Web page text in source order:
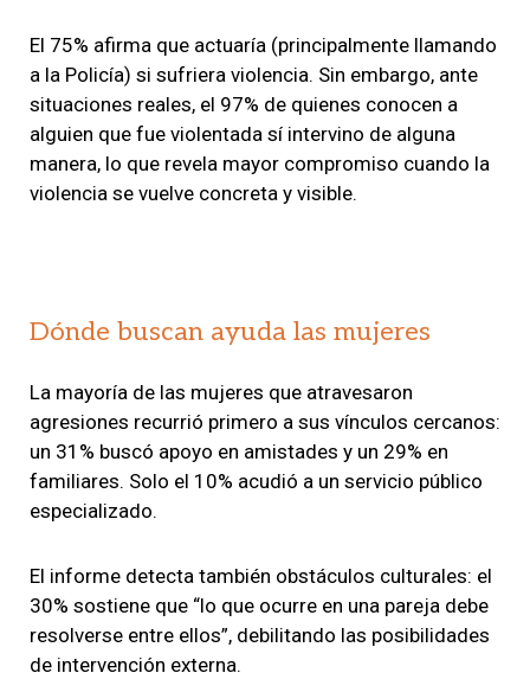
El 75% afirma que actuaría (principalmente llamando
a la Policía) si sufriera violencia. Sin embargo, ante
situaciones reales, el 97% de quienes conocen a
alguien que fue violentada sí intervino de alguna
manera, lo que revela mayor compromiso cuando la
violencia se vuelve concreta y visible.
Dónde buscan ayuda las mujeres
La mayoría de las mujeres que atravesaron
agresiones recurrió primero a sus vínculos cercanos:
un 31% buscó apoyo en amistades y un 29% en
familiares. Solo el 10% acudió a un servicio público
especializado.
El informe detecta también obstáculos culturales: el
30% sostiene que “lo que ocurre en una pareja debe
resolverse entre ellos”, debilitando las posibilidades
de intervención externa.